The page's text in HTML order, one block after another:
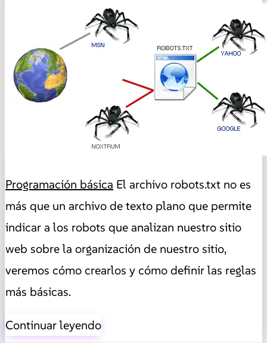
Programación básica El archivo robots.txt no es
más que un archivo de texto plano que permite
indicar a los robots que analizan nuestro sitio
web sobre la organización de nuestro sitio,
veremos cómo crearlos y cómo definir las reglas
más básicas.
Continuar leyendo